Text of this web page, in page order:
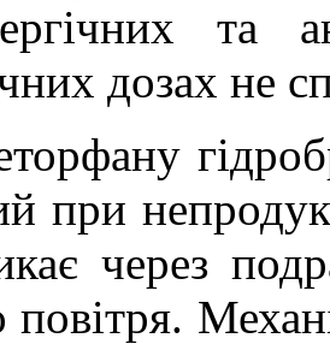
та
дозах не
при
через
повітря.